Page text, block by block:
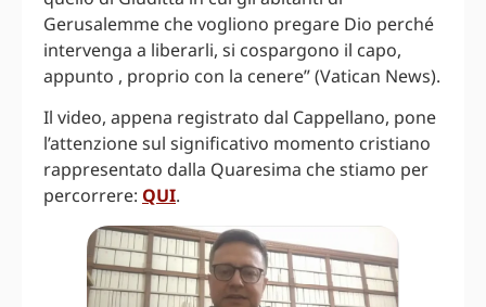
Gerusalemme che vogliono pregare Dio perché
intervenga a liberarli, si cospargono il capo,
appunto , proprio con la cenere” (Vatican News).
Il video, appena registrato dal Cappellano, pone
l’attenzione sul significativo momento cristiano
rappresentato dalla Quaresima che stiamo per
percorrere: QUI.